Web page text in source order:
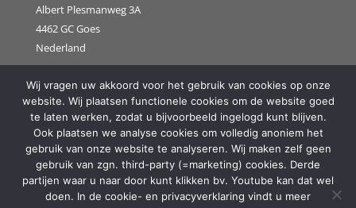
Albert Plesmanweg 3A
4462 GC Goes
Nederland
Tel: +31 (0) 113 313151
E-mail:info@artguardsecurity.eu
Copyright @2021 Artguard Security | Made in cooperation
with2FIT
Wij vragen uw akkoord voor het gebruik van cookies op onze
website. Wij plaatsen functionele cookies om de website goed
te laten werken, zodat u bijvoorbeeld ingelogd kunt blijven.
Ook plaatsen we analyse cookies om volledig anoniem het
gebruik van onze website te analyseren. Wij maken zelf geen
gebruik van zgn. third-party (=marketing) cookies. Derde
partijen waar u naar door kunt klikken bv. Youtube kan dat wel
doen. In de cookie- en privacyverklaring vindt u meer